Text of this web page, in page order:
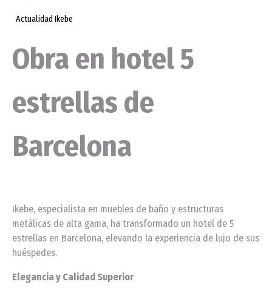
Actualidad Ikebe
Obra en hotel 5
estrellas de
Barcelona
Ikebe, especialista en muebles de baño y estructuras
metálicas de alta gama, ha transformado un hotel de 5
estrellas en Barcelona, elevando la experiencia de lujo de sus
huéspedes.
Elegancia y Calidad Superior